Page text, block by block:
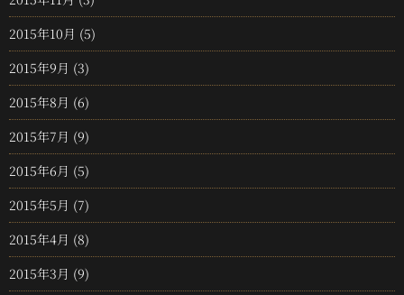
2015年10月 (5)
2015年9月 (3)
2015年8月 (6)
2015年7月 (9)
2015年6月 (5)
2015年5月 (7)
2015年4月 (8)
2015年3月 (9)